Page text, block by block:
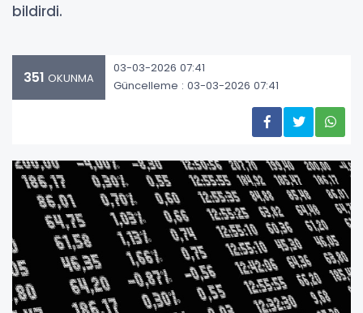
bildirdi.
351 OKUNMA
03-03-2026 07:41
Güncelleme : 03-03-2026 07:41